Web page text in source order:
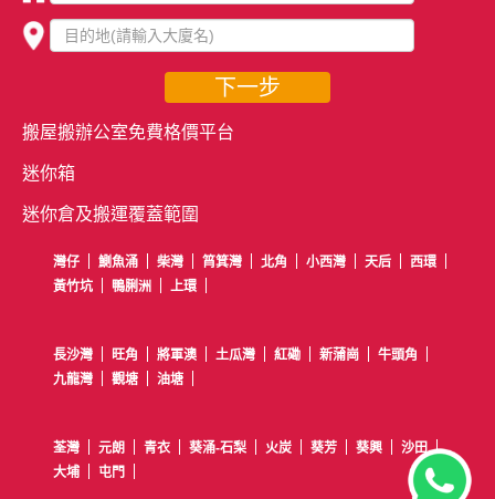
下一步
搬屋搬辦公室免費格價平台
迷你箱
迷你倉及搬運覆蓋範圍
灣仔 鰂魚涌 柴灣 筲箕灣 北角 小西灣 天后
西環
黃竹坑
鴨脷洲 上環
長沙灣 旺角 將軍澳 土瓜灣 紅磡 新蒲崗
牛頭角
九龍灣
觀塘 油塘
荃灣 元朗 青衣 葵涌-石梨 火炭 葵芳 葵興
沙田
大埔
屯門